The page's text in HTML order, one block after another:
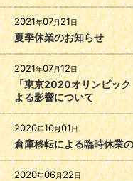
2021年07月21日
夏季休業のお知らせ
2021年07月12日
「東京2020オリンピック
よる影響について
2020年10月01日
倉庫移転による臨時休業
2020年06月22日